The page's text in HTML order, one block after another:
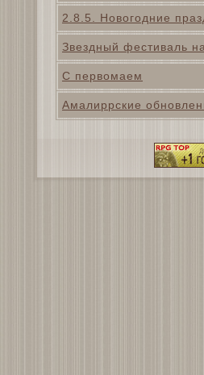
2.8.5. Новогодние
Звездный фестиваль
С первомаем
Амалиррские